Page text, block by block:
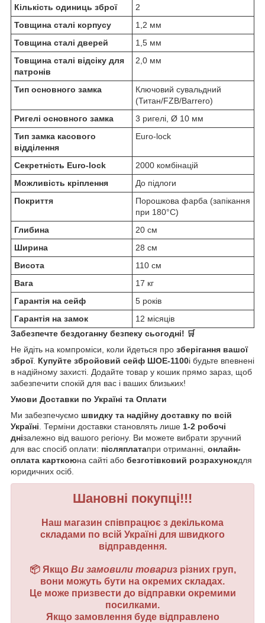
Кількість одиниць зброї
2
Товщина сталі корпусу
1,2 мм
Товщина сталі дверей
1,5 мм
Товщина сталі відсіку для
патронів
2,0 мм
Тип основного замка
Ключовий сувальдний
(Титан/FZB/Barrero)
Ригелі основного замка
3 ригелі, Ø 10 мм
Тип замка касового
відділення
Euro-lock
Секретність Euro-lock
2000 комбінацій
Можливість кріплення
До підлоги
Покриття
Порошкова фарба (запікання
при 180°C)
Глибина
20 см
Ширина
28 см
Висота
110 см
Вага
17 кг
Гарантія на сейф
5 років
Гарантія на замок
12 місяців
Забезпечте бездоганну безпеку сьогодні! 🛒
Не йдіть на компроміси, коли йдеться про зберігання вашої
зброї. Купуйте збройовий сейф ШОЕ-1100і будьте впевнені
в надійному захисті. Додайте товар у кошик прямо зараз, щоб
забезпечити спокій для вас і ваших близьких!
Умови Доставки по Україні та Оплати
Ми забезпечуємо швидку та надійну доставку по всій
Україні. Терміни доставки становлять лише 1-2 робочі
днізалежно від вашого регіону. Ви можете вибрати зручний
для вас спосіб оплати: післяплатапри отриманні, онлайн-
оплата карткоюна сайті або безготівковий розрахунокдля
юридичних осіб.
Шановні покупці!!!
Наш магазин співпрацює з декількома
складами по всій Україні для швидкого
відправдення.
📦 Якщо Ви замовили товариз різних груп,
вони можуть бути на окремих складах.
Це може призвести до відправки окремими
посилками.
Якщо замовлення буде відправлено